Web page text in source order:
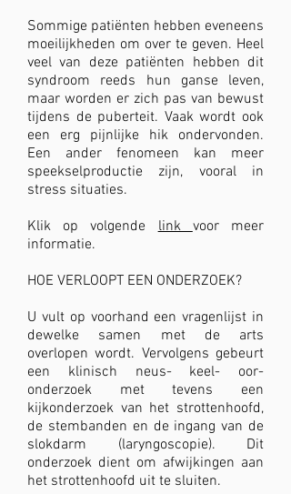
Sommige patiënten hebben eveneens
moeilijkheden om over te geven. Heel
veel van deze patiënten hebben dit
syndroom reeds hun ganse leven,
maar worden er zich pas van bewust
tijdens de puberteit. Vaak wordt ook
een erg pijnlijke hik ondervonden.
Een ander fenomeen kan meer
speekselproductie zijn, vooral in
stress situaties.
Klik op volgendelinkvoor meer
informatie.
HOE VERLOOPT EEN ONDERZOEK?
U vult op voorhand een vragenlijst in
dewelke samen met de arts
overlopen wordt. Vervolgens gebeurt
een klinisch neus- keel- oor-
onderzoek met tevens een
kijkonderzoek van het strottenhoofd,
de stembanden en de ingang van de
slokdarm (laryngoscopie). Dit
onderzoek dient om afwijkingen aan
het strottenhoofd uit te sluiten.